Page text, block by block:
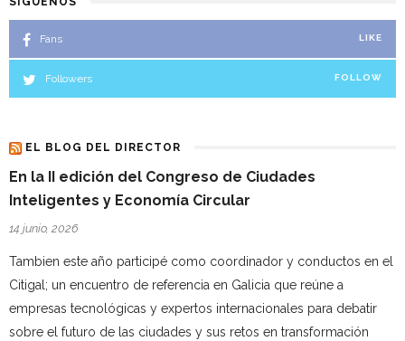
Fans LIKE
Followers FOLLOW
EL BLOG DEL DIRECTOR
En la II edición del Congreso de Ciudades
Inteligentes y Economía Circular
14 junio, 2026
Tambien este año participé como coordinador y conductos en el
Citigal; un encuentro de referencia en Galicia que reúne a
empresas tecnológicas y expertos internacionales para debatir
sobre el futuro de las ciudades y sus retos en transformación